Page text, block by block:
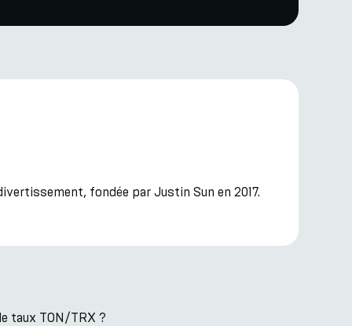
fondée par Justin Sun en 2017.
taux TON/TRX ?